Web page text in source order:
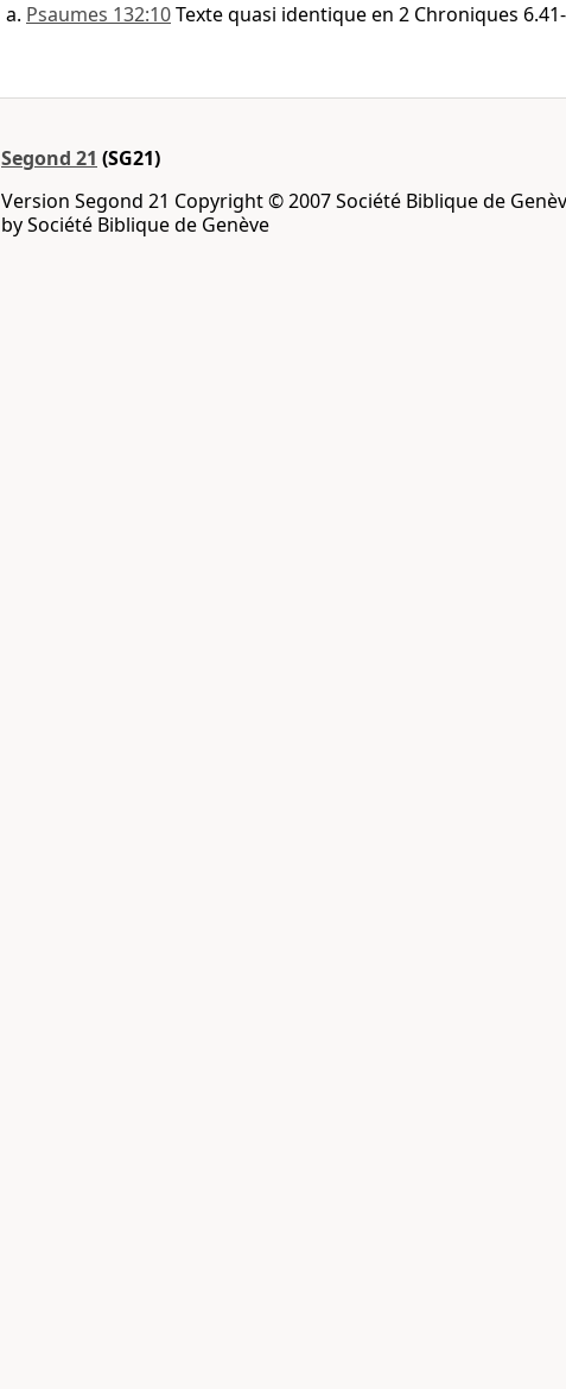
Psaumes 132:10Texte quasi identique en 2 Chroniques
Segond 21 (SG21)
Version Segond 21 Copyright © 2007 Société Biblique de
by Société Biblique de Genève